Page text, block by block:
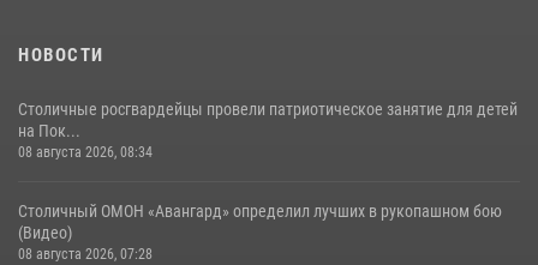
НОВОСТИ
Столичные росгвардейцы провели патриотическое занятие для детей
на Пок...
08 августа 2026, 08:34
Столичный ОМОН «Авангард» определил лучших в рукопашном бою
(Видео)
08 августа 2026, 07:28